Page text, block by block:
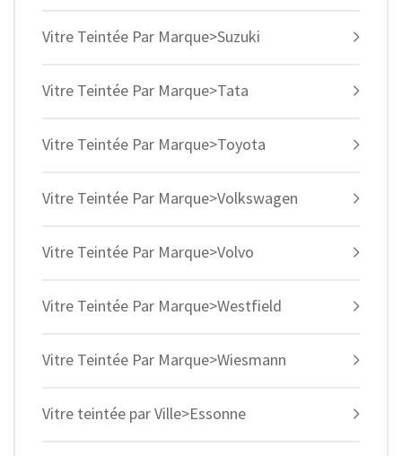
Vitre Teintée Par Marque>Suzuki
Vitre Teintée Par Marque>Tata
Vitre Teintée Par Marque>Toyota
Vitre Teintée Par Marque>Volkswagen
Vitre Teintée Par Marque>Volvo
Vitre Teintée Par Marque>Westfield
Vitre Teintée Par Marque>Wiesmann
Vitre teintée par Ville>Essonne